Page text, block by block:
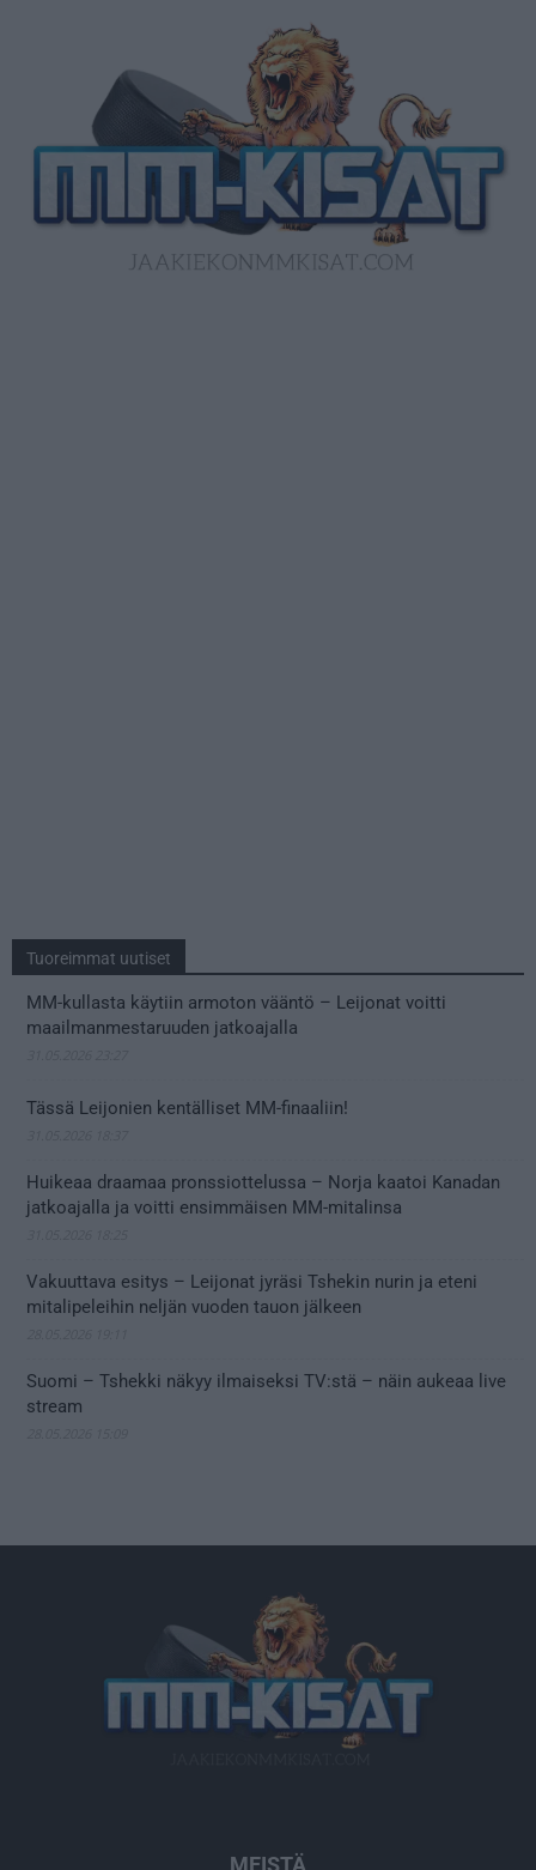
Tuoreimmat uutiset
MM-kullasta käytiin armoton vääntö – Leijonat voitti
maailmanmestaruuden jatkoajalla
Tässä Leijonien kentälliset MM-finaaliin!
Huikeaa draamaa pronssiottelussa – Norja kaatoi Kanadan
jatkoajalla ja voitti ensimmäisen MM-mitalinsa
Vakuuttava esitys – Leijonat jyräsi Tshekin nurin ja eteni
mitalipeleihin neljän vuoden tauon jälkeen
Suomi – Tshekki näkyy ilmaiseksi TV:stä – näin aukeaa live
stream
MEISTÄ